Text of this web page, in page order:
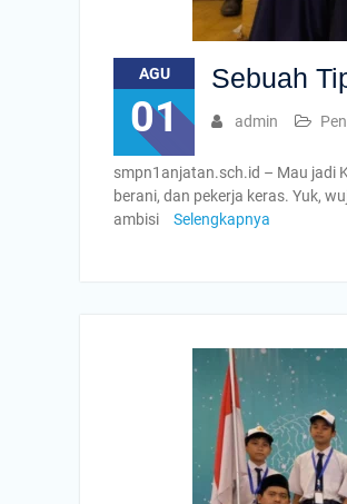
AGU
01
Sebuah
admin
smpn1anjatan.sch.id – Mau jadi
berani, dan pekerja keras. Yuk,
ambisi
Selengkapnya